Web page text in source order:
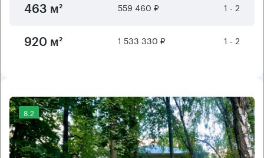
463 м² 559 460 ₽ 1 - 2
920 м² 1 533 330 ₽ 1 - 2
8.2